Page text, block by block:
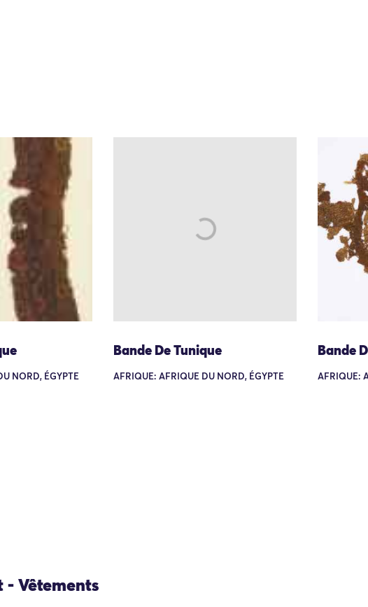
NORD, ÉGYPTE
Bande De Tunique
AFRIQUE: AFRIQUE DU NORD, ÉGYPTE
Bande
AFRIQUE:
- Vêtements